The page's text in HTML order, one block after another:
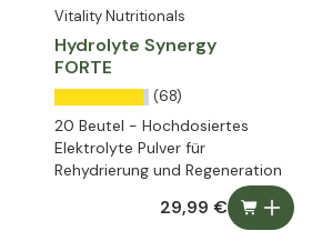
Vitality Nutritionals
Hydrolyte Synergy
FORTE
(68)
20 Beutel - Hochdosiertes
Elektrolyte Pulver für
Rehydrierung und Regeneration
29,99 €